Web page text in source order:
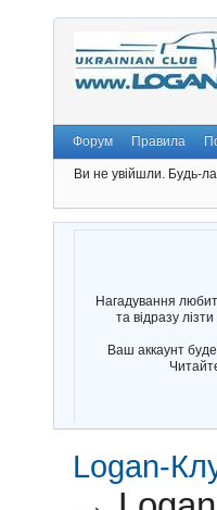
Форум Правила
Ви не увійшли. Будь-
Нагадування
та відразу
Ваш аккаунт
Logan-